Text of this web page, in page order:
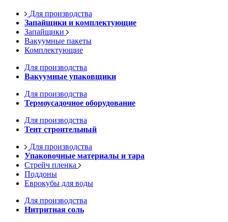
Для производства
Запайщики и комплектующие
Запайщики
Вакуумные пакеты
Комплектующие
Для производства
Вакуумные упаковщики
Для производства
Термоусадочное оборудование
Для производства
Тент строительный
Для производства
Упаковочные материалы и тара
Стрейч пленка
Поддоны
Еврокубы для воды
Для производства
Нитритная соль